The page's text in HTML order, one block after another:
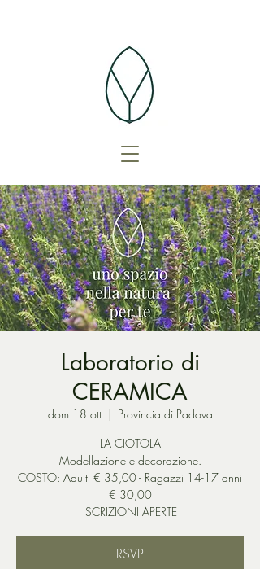
Laboratorio di
CERAMICA
dom 18 ott
  |
Provincia di Padova
LA CIOTOLA
Modellazione e decorazione.
COSTO: Adulti € 35,00 - Ragazzi 14-17 anni
€ 30,00
ISCRIZIONI APERTE
RSVP